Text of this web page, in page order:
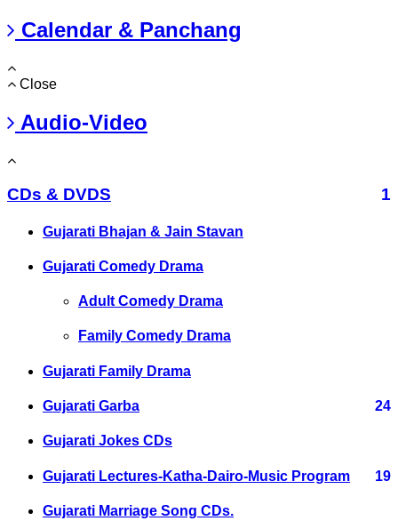
Calendar & Panchang
Close
Audio-Video
CDs & DVDS 1
Gujarati Bhajan & Jain Stavan
Gujarati Comedy Drama
Adult Comedy Drama
Family Comedy Drama
Gujarati Family Drama
Gujarati Garba 24
Gujarati Jokes CDs
Gujarati Lectures-Katha-Dairo-Music Program 19
Gujarati Marriage Song CDs.